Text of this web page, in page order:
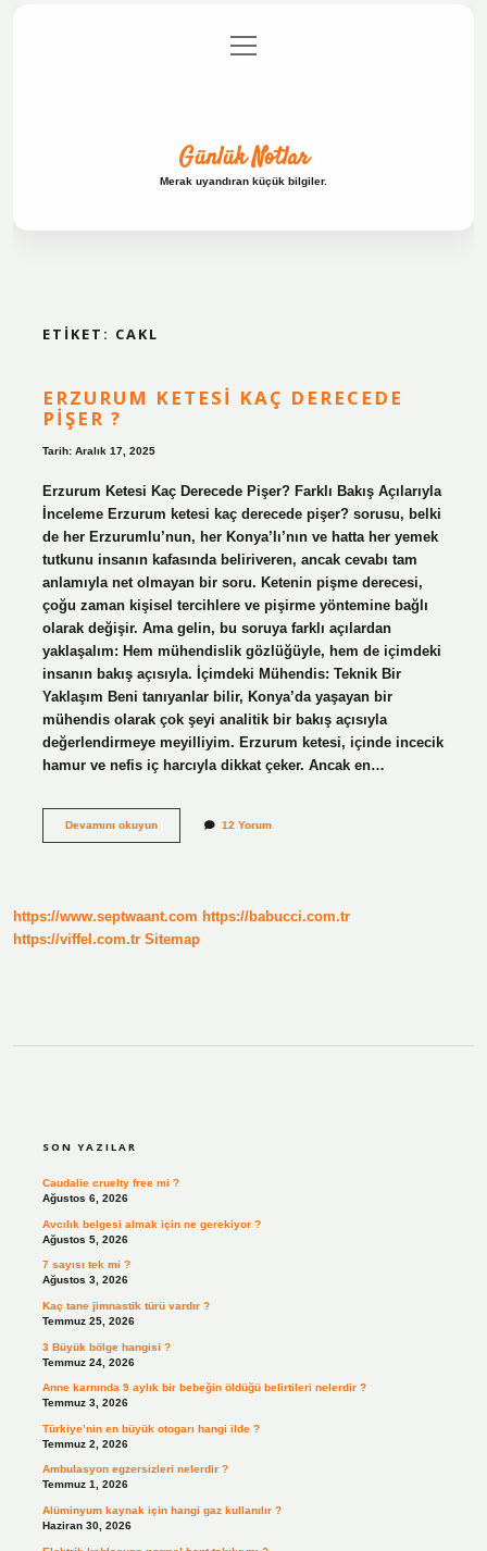
Gizlilik Politikası
menüyü
aç
Günlük Notlar
Merak uyandıran küçük bilgiler.
ETIKET: CAKL
ERZURUM KETESI KAÇ DERECEDE
PIŞER ?
Tarih: Aralık 17, 2025
Erzurum Ketesi Kaç Derecede Pişer? Farklı Bakış Açılarıyla
İnceleme Erzurum ketesi kaç derecede pişer? sorusu, belki
de her Erzurumlu’nun, her Konya’lı’nın ve hatta her yemek
tutkunu insanın kafasında beliriveren, ancak cevabı tam
anlamıyla net olmayan bir soru. Ketenin pişme derecesi,
çoğu zaman kişisel tercihlere ve pişirme yöntemine bağlı
olarak değişir. Ama gelin, bu soruya farklı açılardan
yaklaşalım: Hem mühendislik gözlüğüyle, hem de içimdeki
insanın bakış açısıyla. İçimdeki Mühendis: Teknik Bir
Yaklaşım Beni tanıyanlar bilir, Konya’da yaşayan bir
mühendis olarak çok şeyi analitik bir bakış açısıyla
değerlendirmeye meyilliyim. Erzurum ketesi, içinde incecik
hamur ve nefis iç harcıyla dikkat çeker. Ancak en…
Devamını okuyunErzurum
12 Yorum
https://www.septwaant.com https://babucci.com.tr
https://viffel.com.tr Sitemap
SON YAZILAR
Caudalie cruelty free mi ?
Ağustos 6, 2026
Avcılık belgesi almak için ne gerekiyor ?
Ağustos 5, 2026
7 sayısı tek mi ?
Ağustos 3, 2026
Kaç tane jimnastik türü vardır ?
Temmuz 25, 2026
3 Büyük bölge hangisi ?
Temmuz 24, 2026
Anne karnında 9 aylık bir bebeğin öldüğü belirtileri nelerdir ?
Temmuz 3, 2026
Türkiye’nin en büyük otogarı hangi ilde ?
Temmuz 2, 2026
Ambulasyon egzersizleri nelerdir ?
Temmuz 1, 2026
Alüminyum kaynak için hangi gaz kullanılır ?
Haziran 30, 2026